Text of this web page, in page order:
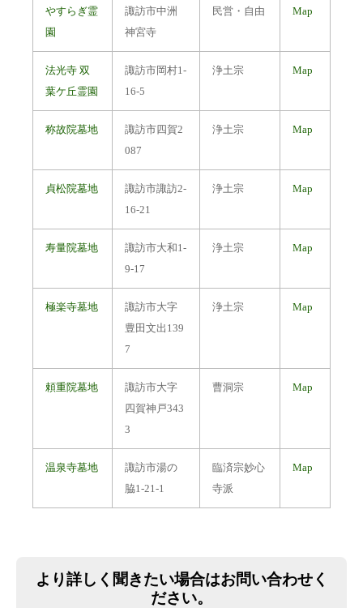
やすらぎ霊
園
諏訪市中洲
神宮寺
民営・自由 Map
法光寺 双
葉ケ丘霊園
諏訪市岡村1-
16-5
浄土宗 Map
称故院墓地
諏訪市四賀2
087
浄土宗 Map
貞松院墓地
諏訪市諏訪2-
16-21
浄土宗 Map
寿量院墓地
諏訪市大和1-
9-17
浄土宗 Map
極楽寺墓地
諏訪市大字
豊田文出139
7
浄土宗 Map
頼重院墓地
諏訪市大字
四賀神戸343
3
曹洞宗 Map
温泉寺墓地
諏訪市湯の
脇1-21-1
臨済宗妙心
寺派
Map
より詳しく聞きたい場合はお問い合わせく
ださい。